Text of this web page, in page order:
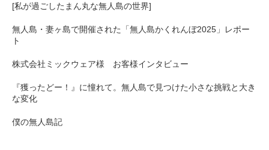
[私が過ごしたまん丸な無人島の世界]
無人島・妻ヶ島で開催された「無人島かくれんぼ2025」レポー
ト
株式会社ミックウェア様 お客様インタビュー
『獲ったどー！』に憧れて。無人島で見つけた小さな挑戦と大き
な変化
僕の無人島記